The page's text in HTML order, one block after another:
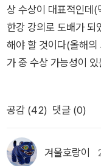
하게 된다. 한 사람의
치열하게 질문하는 책
신의 허영도 없이, 오
가가려는 겸손한 탐구
언어, 하이데거와 비트
는 영미철학에 대응하
의의 여지가 있을 수 없다. 이런 점을 이 책은 완벽하
고 있다는 점에서 철학
고 있는 듯 하지만, 실
분명하게 이루어지고
다고 할 수 있다. 1600여 페이지에 달하는 압도적인 분량에 이
책을 선 듯 읽어낼 엄두
상 수상이 대표적인데(
한강 강의로 도배가 되
해야 할 것이다(올해
가 중 수상 가능성이
고를 맡은지라 내일
책도 몇권 들어갔다.
을 기념삼아 손에 들지
공감 (42) 댓글 (0)
겨울호랑이